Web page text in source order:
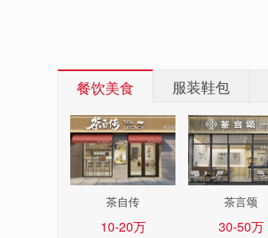
餐饮美食 服装鞋包
茶自传
10-20万
茶言颂
30-50万